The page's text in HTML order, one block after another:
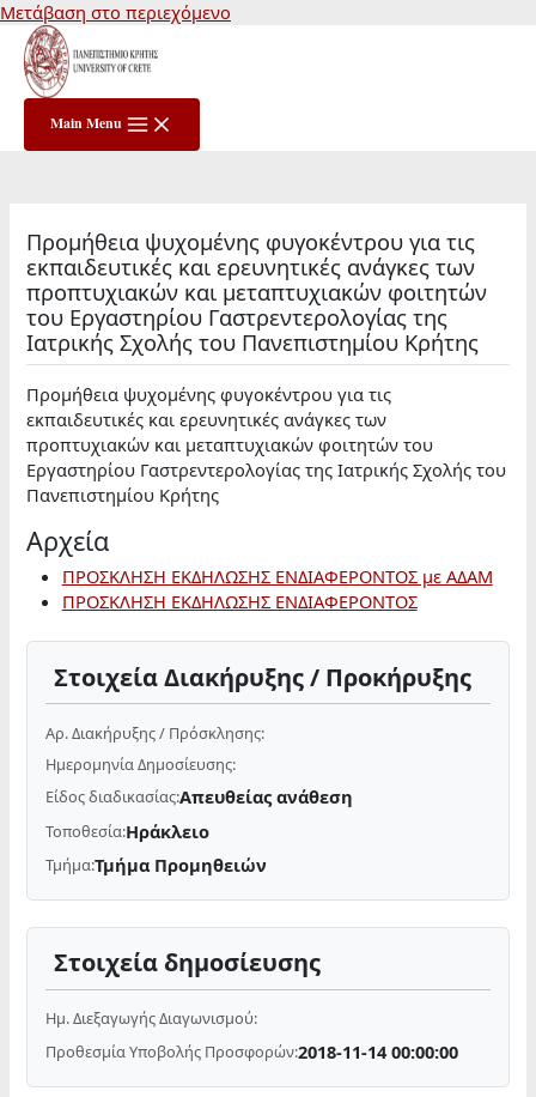
Μετάβαση στο περιεχόμενο
Main Menu
Προμήθεια ψυχομένης φυγοκέντρου για τις
εκπαιδευτικές και ερευνητικές ανάγκες των
προπτυχιακών και μεταπτυχιακών φοιτητών
του Εργαστηρίου Γαστρεντερολογίας της
Ιατρικής Σχολής του Πανεπιστημίου Κρήτης
Προμήθεια ψυχομένης φυγοκέντρου για τις
εκπαιδευτικές και ερευνητικές ανάγκες των
προπτυχιακών και μεταπτυχιακών φοιτητών του
Εργαστηρίου Γαστρεντερολογίας της Ιατρικής Σχολής του
Πανεπιστημίου Κρήτης
Αρχεία
ΠΡΟΣΚΛΗΣΗ ΕΚΔΗΛΩΣΗΣ ΕΝΔΙΑΦΕΡΟΝΤΟΣ με ΑΔΑΜ
ΠΡΟΣΚΛΗΣΗ ΕΚΔΗΛΩΣΗΣ ΕΝΔΙΑΦΕΡΟΝΤΟΣ
Στοιχεία Διακήρυξης / Προκήρυξης
Αρ. Διακήρυξης / Πρόσκλησης:
Ημερομηνία Δημοσίευσης:
Είδος διαδικασίας:Απευθείας ανάθεση
Τοποθεσία:Ηράκλειο
Τμήμα:Τμήμα Προμηθειών
Στοιχεία δημοσίευσης
Ημ. Διεξαγωγής Διαγωνισμού:
Προθεσμία Υποβολής Προσφορών:2018-11-14 00:00:00